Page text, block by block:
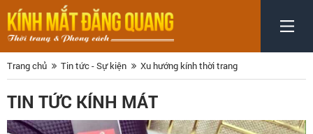
Trang chủ Tin tức - Sự kiện Xu hướng kính thời trang
TIN TỨC KÍNH MÁT